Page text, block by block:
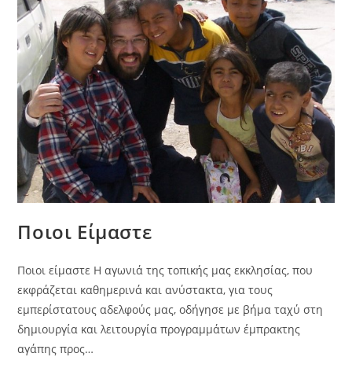
Ποιοι Είμαστε
Ποιοι είμαστε Η αγωνιά της τοπικής μας εκκλησίας, που
εκφράζεται καθημερινά και ανύστακτα, για τους
εμπερίστατους αδελφούς μας, οδήγησε με βήμα ταχύ στη
δημιουργία και λειτουργία προγραμμάτων έμπρακτης
αγάπης προς…